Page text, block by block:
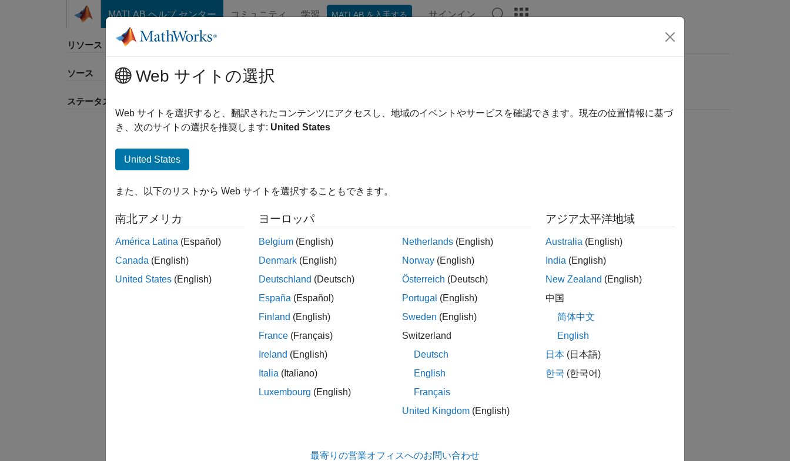
コンテンツへスキップ
MATLAB ヘルプ センター コミュニティ 学習 MATLAB を入手する サインイン
リソース
ソース
ステータス
並べ替え
Web サイトの選択
Web サイトを選択すると、翻訳されたコンテンツにアクセスし、地域のイベントやサービスを確認できます。現在の位置情報に基づ
き、次のサイトの選択を推奨します: United States
United States
また、以下のリストから Web サイトを選択することもできます。
南北アメリカ
América Latina (Español)
Canada (English)
United States (English)
ヨーロッパ
Belgium (English)
Denmark (English)
Deutschland (Deutsch)
España (Español)
Finland (English)
France (Français)
Ireland (English)
Italia (Italiano)
Luxembourg (English)
Netherlands (English)
Norway (English)
Österreich (Deutsch)
Portugal (English)
Sweden (English)
Switzerland
Deutsch
English
Français
United Kingdom (English)
アジア太平洋地域
Australia (English)
India (English)
New Zealand (English)
中国
简体中文
English
日本 (日本語)
한국 (한국어)
最寄りの営業オフィスへのお問い合わせ